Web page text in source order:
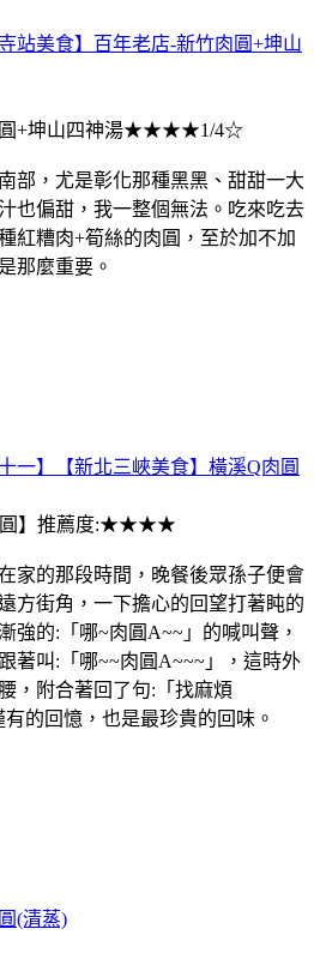
站美食】百年老店-新竹肉圓+坤山
圓+坤山四神湯★★★★1/4☆
部，尤是彰化那種黑黑、甜甜一大
也偏甜，我一整個無法。吃來吃去
紅糟肉+筍絲的肉圓，至於加不加
那麼重要。
一】【新北三峽美食】橫溪Q肉圓
圓】推薦度:★★★★
家的那段時間，晚餐後眾孫子便會
方街角，一下擔心的回望打著盹的
強的:「哪~肉圓A~~」的喊叫聲，
著叫:「哪~~肉圓A~~~」，這時外
，附合著回了句:「找麻煩
的回憶，也是最珍貴的回味。
(清蒸)